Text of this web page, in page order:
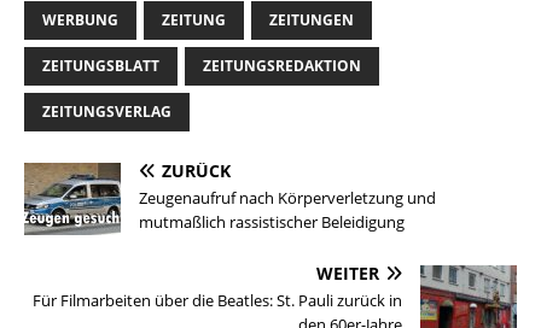
WERBUNG ZEITUNG ZEITUNGEN
ZEITUNGSBLATT ZEITUNGSREDAKTION
ZEITUNGSVERLAG
ZURÜCK
Zeugenaufruf nach Körperverletzung und
mutmaßlich rassistischer Beleidigung
WEITER
Für Filmarbeiten über die Beatles: St. Pauli zurück in